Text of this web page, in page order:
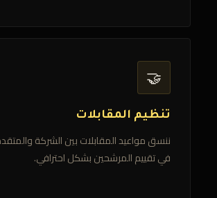
🤝
تنظيم المقابلات
ننسق مواعيد المقابلات بين الشركة
في تقييم المرشحين بشكل احترافي.